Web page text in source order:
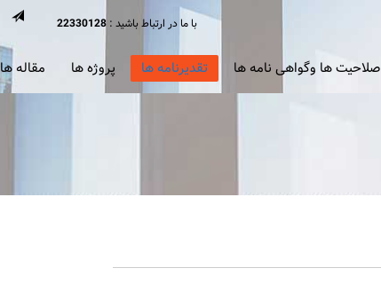
با ما در ارتباط باشید : 22330128
صلاحیت ها وگواهی نامه ها تقدیرنامه ها پروژه ها مقاله ها